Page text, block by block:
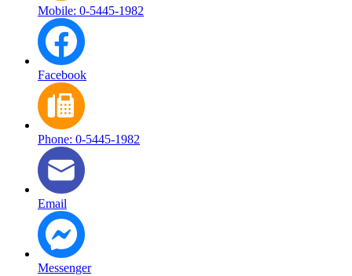
Mobile: 0-5445-1982
Facebook
Phone: 0-5445-1982
Email
Messenger